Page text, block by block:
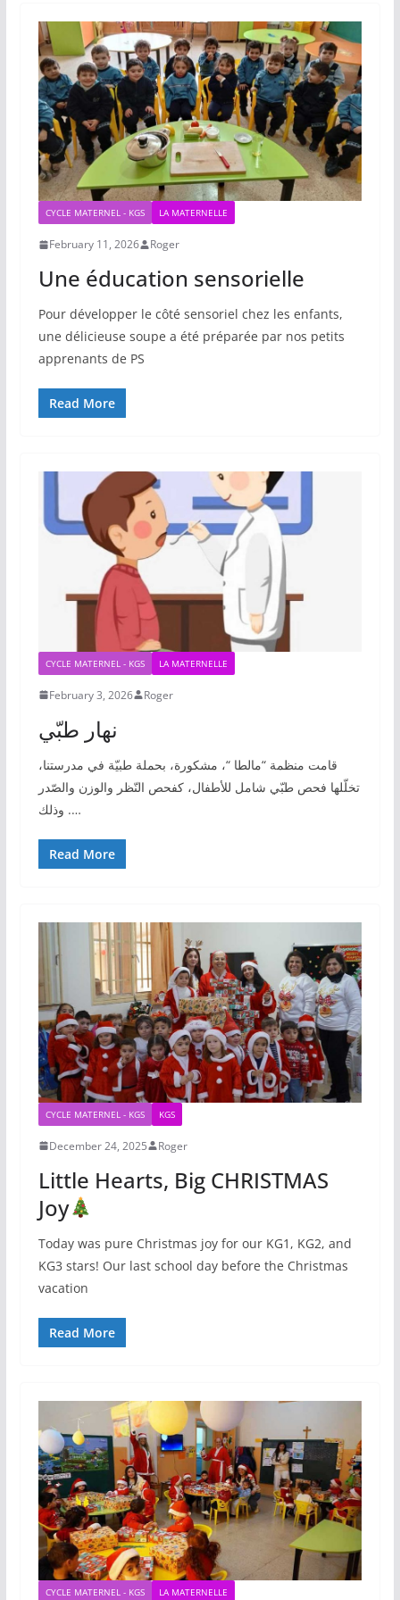
CYCLE MATERNEL - KGS LA MATERNELLE
February 11, 2026 Roger
Une éducation sensorielle
Pour développer le côté sensoriel chez les enfants,
une délicieuse soupe a été préparée par nos petits
apprenants de PS
Read More
CYCLE MATERNEL - KGS LA MATERNELLE
February 3, 2026 Roger
نهار طبّي
قامت منظمة “مالطا “، مشكورة، بحملة طبيّة في مدرستنا،
تخلّلها فحص طبّي شامل للأطفال، كفحص النّظر والوزن والصّدر
…. وذلك
Read More
CYCLE MATERNEL - KGS KGS
December 24, 2025 Roger
Little Hearts, Big CHRISTMAS
Joy
Today was pure Christmas joy for our KG1, KG2, and
KG3 stars! Our last school day before the Christmas
vacation
Read More
CYCLE MATERNEL - KGS LA MATERNELLE